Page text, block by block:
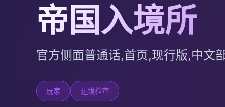
帝国入境所
官方侧面普通话,首页,现行版,中文
玩家 边境检查